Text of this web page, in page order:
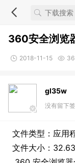
360安全浏览
2018-11-15 36
gl35w
没有留下
文件类型：应用
文件大小：